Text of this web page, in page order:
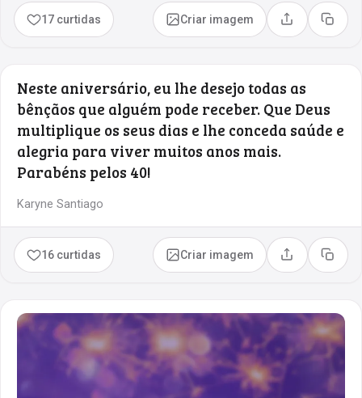
17 curtidas Criar imagem Compartilhar
Copiar
Neste aniversário, eu lhe desejo todas as
bênçãos que alguém pode receber. Que Deus
multiplique os seus dias e lhe conceda saúde e
alegria para viver muitos anos mais.
Parabéns pelos 40!
Karyne Santiago
16 curtidas Criar imagem Compartilhar
Copiar